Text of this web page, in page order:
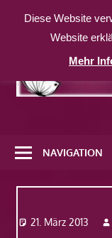
Inhalt
weitere
Website
NAVIGATION
21. März 2013
Diese Website
Website
Mehr